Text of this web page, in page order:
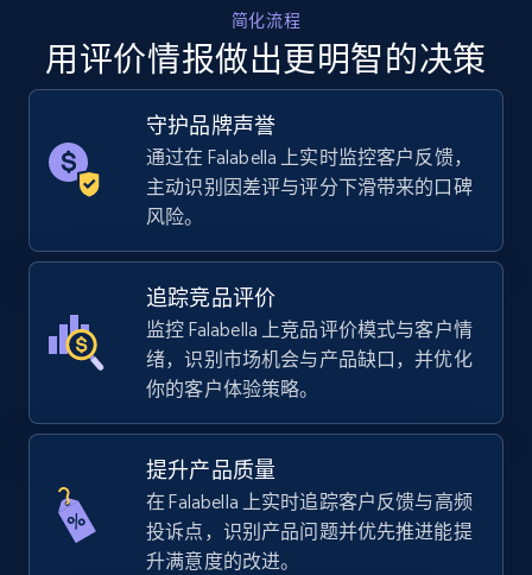
Walmart - products - Collects products by
specific keywords
URL, Final price, Sku, Currency, Gtin,
Specifications, Image urls, Top reviews, and
more.
5.6K+ 876+ 立即开始
Walmart - products - Discover products by
using sku numbers
URL, Final price, Sku, Currency, Gtin,
Specifications, Image urls, Top reviews, and
more.
876+ 立即开始
简化流程
用评价情报做出更明智的决策
守护品牌声誉
通过在 Falabella 上实时监控客户反馈，
主动识别因差评与评分下滑带来的口碑
风险。
追踪竞品评价
监控 Falabella 上竞品评价模式与客户情
绪，识别市场机会与产品缺口，并优化
你的客户体验策略。
提升产品质量
在 Falabella 上实时追踪客户反馈与高频
投诉点，识别产品问题并优先推进能提
升满意度的改进。